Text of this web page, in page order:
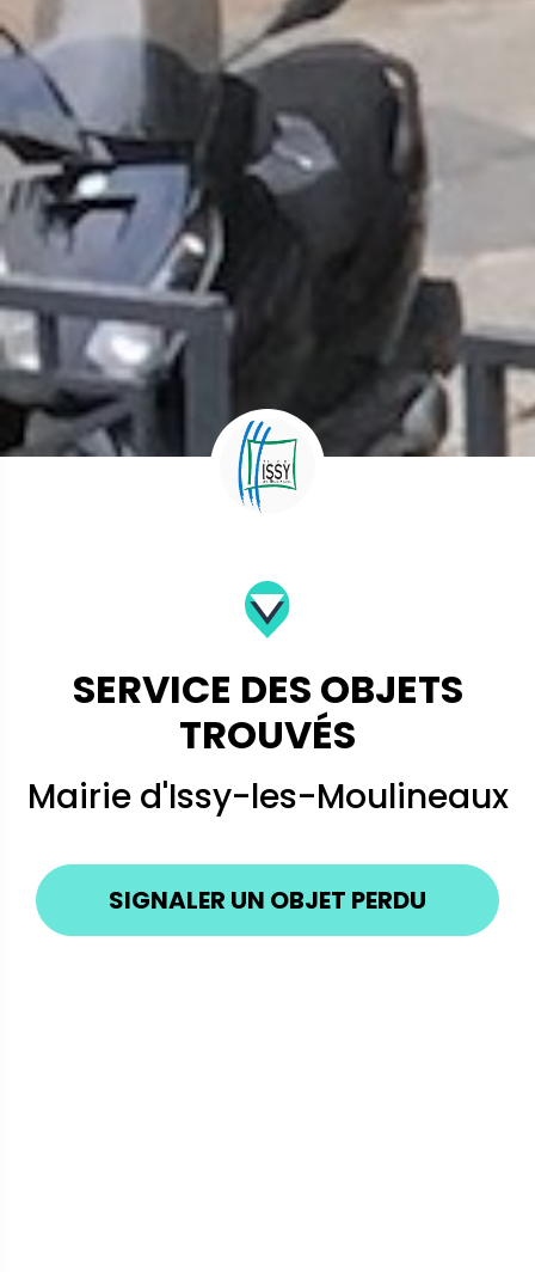
SERVICE DES OBJETS
TROUVÉS
Mairie d'Issy-les-Moulineaux
SIGNALER UN OBJET PERDU